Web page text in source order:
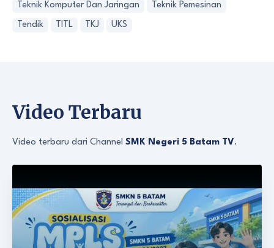
Teknik Komputer Dan Jaringan Teknik Pemesinan
Tendik TITL TKJ UKS
Video Terbaru
Video terbaru dari Channel SMK Negeri 5 Batam TV.